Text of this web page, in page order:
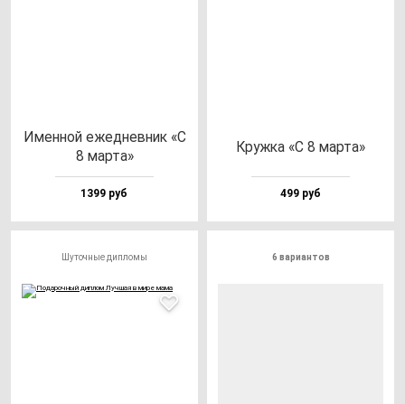
Имен­ной ежед­нев­ник «С
8 мар­та»
1399 руб
Круж­ка «С 8 мар­та»
499 руб
Шуточные дипломы 6 вариантов